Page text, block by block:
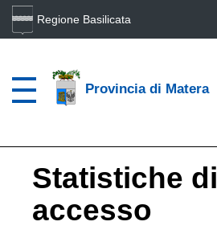
Regione Basilicata
Provincia di Matera
Statistiche di
accesso